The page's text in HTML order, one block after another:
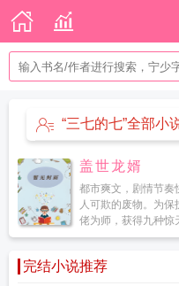
“三七的七”全部小
盖世龙婿
都市爽文，剧情节奏
人可欺的废物。为
佬为师，获得九种惊
出，我不会再向任何
完结小说推荐